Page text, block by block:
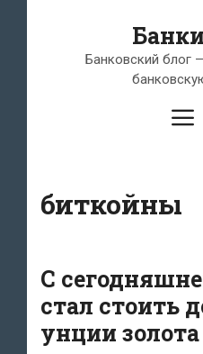
содержимомуБанковский блог
биткойны
С
стал стоить
унции золота